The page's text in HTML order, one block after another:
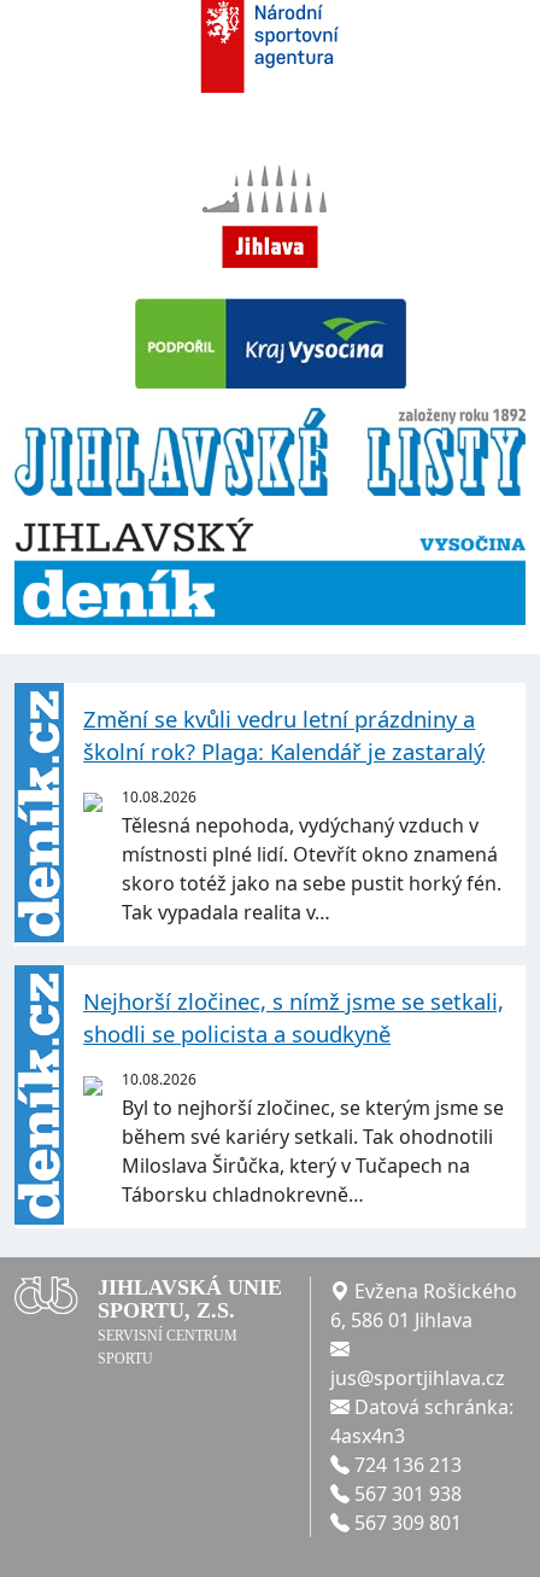
Změní se kvůli vedru letní prázdniny a
školní rok? Plaga: Kalendář je zastaralý
10.08.2026
Tělesná nepohoda, vydýchaný vzduch v
místnosti plné lidí. Otevřít okno znamená
skoro totéž jako na sebe pustit horký fén.
Tak vypadala realita v…
Nejhorší zločinec, s nímž jsme se setkali,
shodli se policista a soudkyně
10.08.2026
Byl to nejhorší zločinec, se kterým jsme se
během své kariéry setkali. Tak ohodnotili
Miloslava Širůčka, který v Tučapech na
Táborsku chladnokrevně…
JIHLAVSKÁ UNIE
SPORTU, Z.S.
SERVISNÍ CENTRUM
SPORTU
Evžena Rošického
6, 586 01 Jihlava
jus@sportjihlava.cz
Datová schránka:
4asx4n3
724 136 213
567 301 938
567 309 801